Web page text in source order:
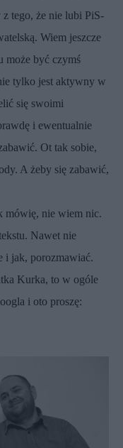
z tego, że nie lubi PiS-
Wiem jeszcze
może być czymś
tylko jest aktywny w
się swoimi
i ewentualnie
Ot tak sobie,
A żeby się zabawić,
nie wiem nic.
Nawet nie
i jak, porozmawiać.
Kurka, to w ogóle
i oto proszę: